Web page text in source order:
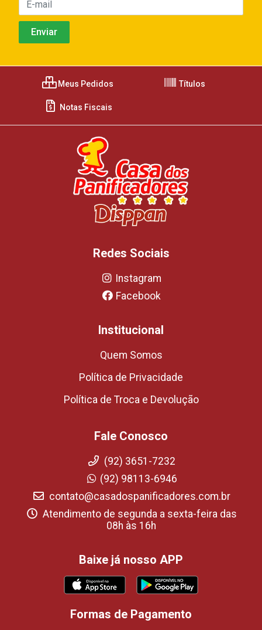
Meus Pedidos Títulos
Notas Fiscais
Redes Sociais
Instagram
Facebook
Institucional
Quem Somos
Política de Privacidade
Política de Troca e Devolução
Fale Conosco
(92) 3651-7232
(92) 98113-6946
contato@casadospanificadores.com.br
Atendimento de segunda a sexta-feira das
08h às 16h
Baixe já nosso APP
Formas de Pagamento